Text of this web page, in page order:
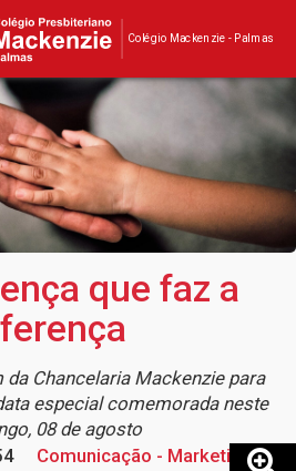
Colégio Mackenzie - Palmas
que faz a
da Chancelaria Mackenzie para
especial comemorada neste
08 de agosto
Comunicação - Marketing